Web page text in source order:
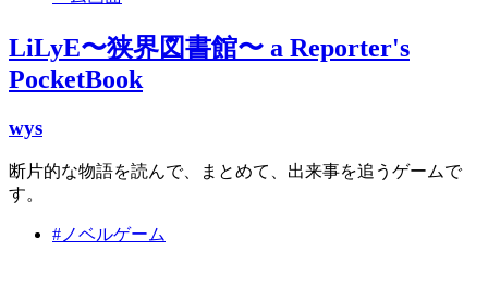
LiLyE〜狭界図書館〜 a Reporter's
PocketBook
wys
断片的な物語を読んで、まとめて、出来事を追うゲームで
す。
#ノベルゲーム